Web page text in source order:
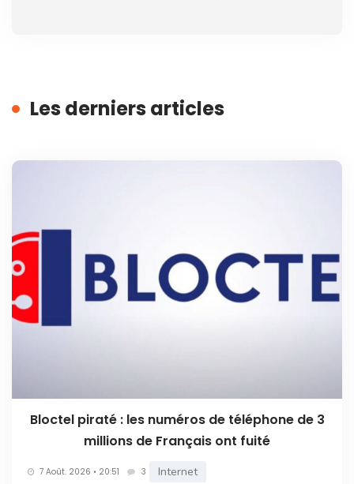
Les derniers articles
Bloctel piraté : les numéros de téléphone de 3
millions de Français ont fuité
7 Août. 2026 • 20:51 3 Internet